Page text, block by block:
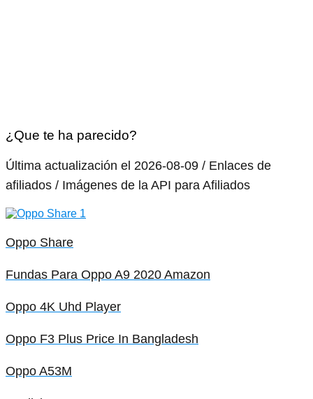
¿Que te ha parecido?
Última actualización el 2026-08-09 / Enlaces de
afiliados / Imágenes de la API para Afiliados
Oppo Share
Fundas Para Oppo A9 2020 Amazon
Oppo 4K Uhd Player
Oppo F3 Plus Price In Bangladesh
Oppo A53M